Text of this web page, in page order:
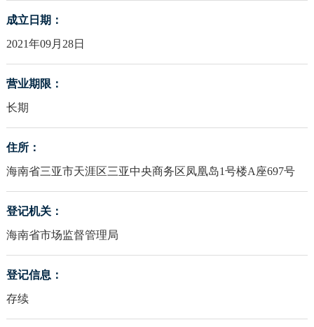
成立日期：
2021年09月28日
营业期限：
长期
住所：
海南省三亚市天涯区三亚中央商务区凤凰岛1号楼A座697号
登记机关：
海南省市场监督管理局
登记信息：
存续